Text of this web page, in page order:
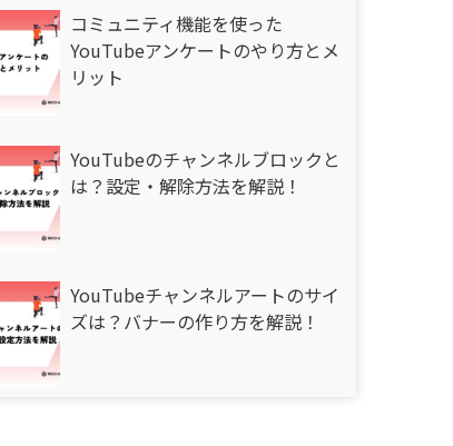
コミュニティ機能を使った
YouTubeアンケートのやり方とメ
リット
YouTubeのチャンネルブロックと
は？設定・解除方法を解説！
YouTubeチャンネルアートのサイ
ズは？バナーの作り方を解説！